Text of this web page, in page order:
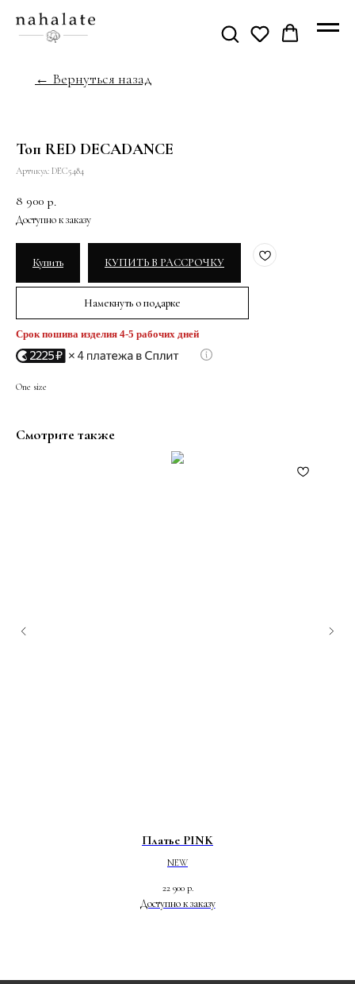
← Вернуться назад
Топ RED DECADANCE
Артикул: DEC5484
8 900 р.
Купить КУПИТЬ В РАССРОЧКУ
Намекнуть о подарке
Срок пошива изделия 4-5 рабочих дней
One size
Смотрите также
Платье PINK
NEW
22 900 р.